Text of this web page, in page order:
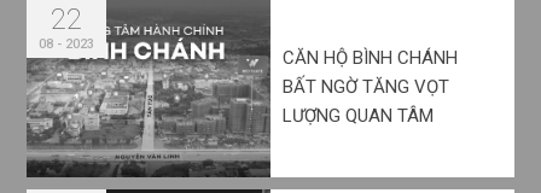
22
08 - 2023
CĂN HỘ BÌNH CHÁNH
BẤT NGỜ TĂNG VỌT
LƯỢNG QUAN TÂM